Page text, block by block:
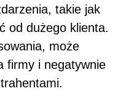
takie jak
od dużego klienta.
może
firmy i negatywnie